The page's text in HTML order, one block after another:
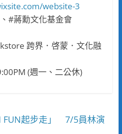
website-3
#蔣勳文化基金會
跨界．啓蒙．文化融
(週一、二公休)
FUN起步走」 7/5員林演